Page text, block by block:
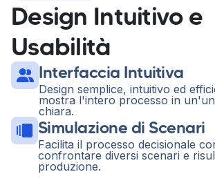
Design Intuitivo e
Usabilità
Interfaccia Intuitiva
Design semplice, intuitivo ed
mostra l'intero processo in
chiara.
Simulazione di Scenari
Facilita il processo decisionale
confrontare diversi scenari e
produzione.